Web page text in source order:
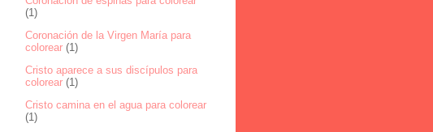
(1)
Coronación de la Virgen María para
colorear (1)
Cristo aparece a sus discípulos para
colorear (1)
Cristo camina en el agua para colorear
(1)